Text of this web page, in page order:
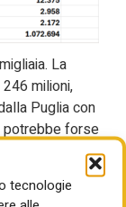
tecnologie
La
milioni,
Puglia con
potrebbe forse
virtuose nella
dei fondi,
quella che è